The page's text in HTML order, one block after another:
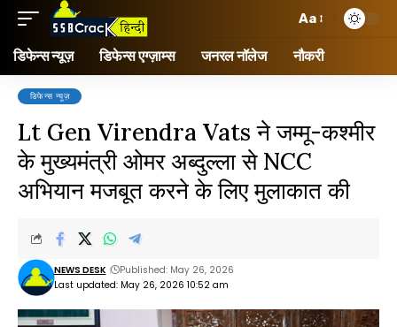
Aa
डिफेन्स न्यूज़ डिफेन्स एग्ज़ाम्स जनरल नॉलेज नौकरी
डिफेन्स न्यूज़
Lt Gen Virendra Vats ने जम्मू-कश्मीर
के मुख्यमंत्री ओमर अब्दुल्ला से NCC
अभियान मजबूत करने के लिए मुलाकात की
Last updated: May 26, 2026 10:52 am
NEWS DESK Published: May 26, 2026